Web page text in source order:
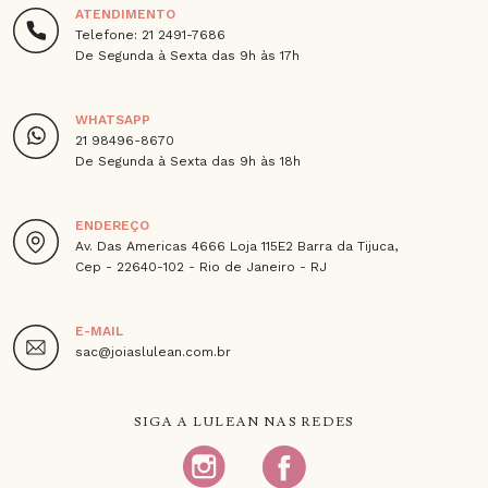
ATENDIMENTO
Telefone: 21 2491-7686
De Segunda à Sexta das 9h às 17h
WHATSAPP
21 98496-8670
De Segunda à Sexta das 9h às 18h
ENDEREÇO
Av. Das Americas 4666 Loja 115E2 Barra da Tijuca,
Cep - 22640-102 - Rio de Janeiro - RJ
E-MAIL
sac@joiaslulean.com.br
SIGA A LULEAN NAS REDES